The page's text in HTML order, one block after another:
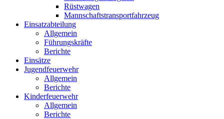
Rüst­wagen
Mannschafts­transportfahrzeug
Einsatz­abteilung
Allgemein
Führungs­kräfte
Berichte
Einsätze
Jugend­feuerwehr
Allgemein
Berichte
Kinder­feuerwehr
Allgemein
Berichte